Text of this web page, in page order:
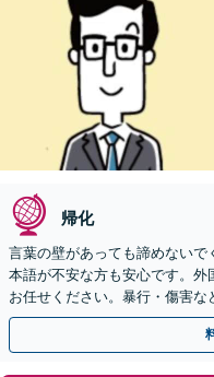
帰化
言葉の壁があっても諦めないで
本語が不安な方も安心です。
お任せください。暴行・傷害
【事前予約で休日・夜間面談可